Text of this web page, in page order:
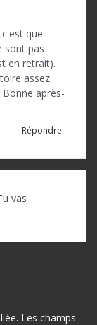
que
sont pas
en retrait).
assez
après-
Répondre
vas
Les champs